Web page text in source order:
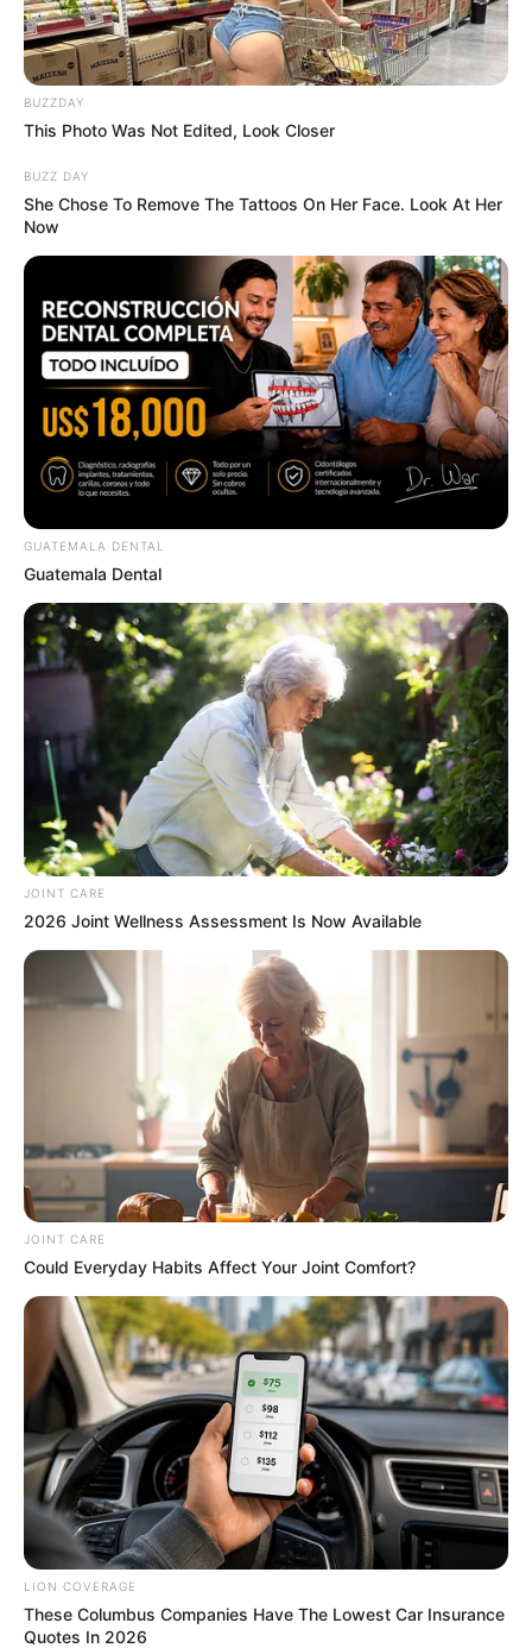
Why this ordinary drink is the secret to feeling
your best every day
CTA FAVORITE
TV Couples Who Would Never Be Together: 9 Is
Just Too Weird
BRAINBERRIES
Arthrologist Begs To Stop Buying Knee Braces -
Do This Instead
FORGE BODY
Japan's Oldest Doctors Say Memory Loss Isn't
Age: Just Stop Drinking These 3 Beverages
NEUROMIND PRO
Surgeons: This Simple Method Ends Joint Pain &
Arthritis! Try It!
FORGE BODY
BUZZDAY
This Photo Was Not Edited, Look Closer
BUZZ DAY
She Chose To Remove The Tattoos On Her Face. Look At Her
Now
GUATEMALA DENTAL
Guatemala Dental
JOINT CARE
2026 Joint Wellness Assessment Is Now Available
JOINT CARE
Could Everyday Habits Affect Your Joint Comfort?
LION COVERAGE
These Columbus Companies Have The Lowest Car Insurance
Quotes In 2026